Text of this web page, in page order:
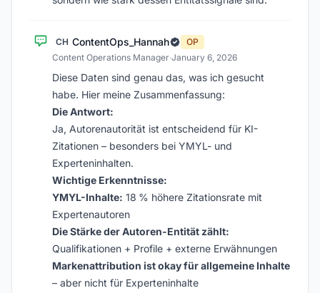
CH ContentOps_Hannah
OP
Content Operations Manager·January 6, 2026
Diese Daten sind genau das, was ich gesucht
habe. Hier meine Zusammenfassung:
Die Antwort:
Ja, Autorenautorität ist entscheidend für KI-
Zitationen – besonders bei YMYL- und
Experteninhalten.
Wichtige Erkenntnisse:
YMYL-Inhalte: 18 % höhere Zitationsrate mit
Expertenautoren
Die Stärke der Autoren-Entität zählt:
Qualifikationen + Profile + externe Erwähnungen
Markenattribution ist okay für allgemeine Inhalte
– aber nicht für Experteninhalte